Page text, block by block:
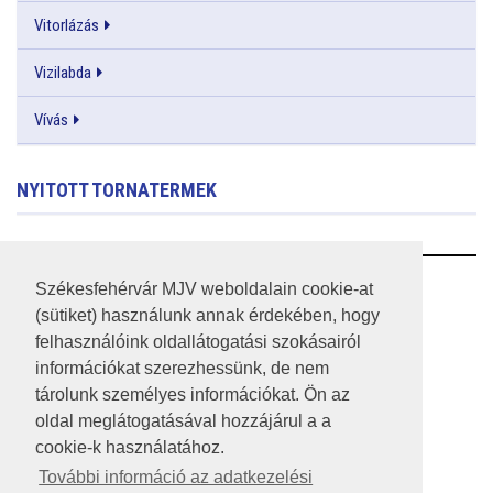
Székesfehérvár MJV weboldalain cookie-at
(sütiket) használunk annak érdekében, hogy
felhasználóink oldallátogatási szokásairól
információkat szerezhessünk, de nem
tárolunk személyes információkat. Ön az
oldal meglátogatásával hozzájárul a a
cookie-k használatához.
További információ az adatkezelési
Vitorlázás
Vizilabda
Vívás
NYITOTT TORNATERMEK
RSS
A HONLAP 2017.03.31-I ÁLLAPOTA
JOGI NYILATKOZAT
IMPRESSZUM